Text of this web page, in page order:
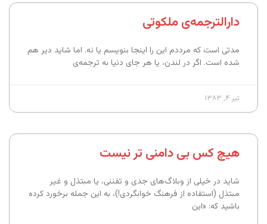
دارالترجمه‌ی ملکوتی
مدتی است که مرددم این را اینجا بنویسم یا نه. اما شاید دیر هم
شده است. اگر در لندن، یا هر جای دنیا به ترجمه‌ی
تیر ۴, ۱۳۸۳
هیچ کس بی‌ دامنی تر نیست
شاید در خیلی از وبلاگ‌های جدی و تفننی، یا مبتذل و غیر
مبتذل (استفاده از فرهنگ خوابگردی!)، به این جمله برخورد کرده
باشید که: «این